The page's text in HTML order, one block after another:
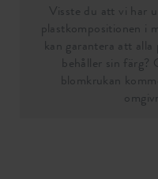
Visste du att vi har
plastkompositionen i
kan garantera att
behåller sin färg?
blomkrukan